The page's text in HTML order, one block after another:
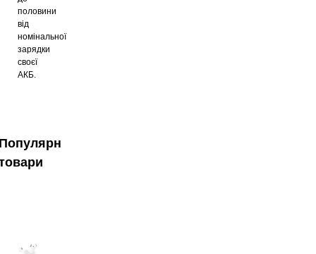
половини
від
номінальної
зарядки
своєї
АКБ.